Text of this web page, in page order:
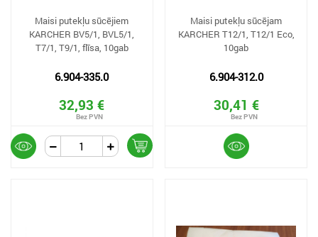
Maisi putekļu sūcējiem
KARCHER BV5/1, BVL5/1,
T7/1, T9/1, flīsa, 10gab
6.904-335.0
32,93 €
Maisi putekļu sūcējam
KARCHER T12/1, T12/1 Eco,
10gab
6.904-312.0
30,41 €